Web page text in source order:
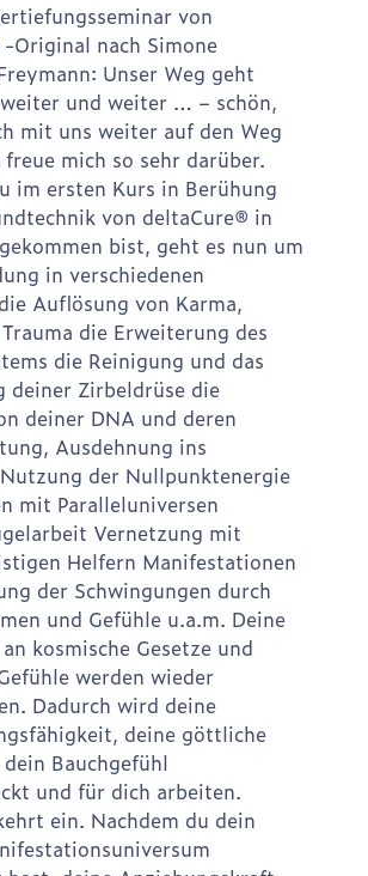
von
Original nach Simone
Unser Weg geht
und weiter … – schön,
mit uns weiter auf den Weg
mich so sehr darüber.
im ersten Kurs in Berühung
von deltaCure® in
bist, geht es nun um
in verschiedenen
Auflösung von Karma,
die Erweiterung des
die Reinigung und das
deiner Zirbeldrüse die
deiner DNA und deren
Ausdehnung ins
der Nullpunktenergie
mit Paralleluniversen
Vernetzung mit
Helfern Manifestationen
der Schwingungen durch
und Gefühle u.a.m. Deine
kosmische Gesetze und
werden wieder
Dadurch wird deine
deine göttliche
Bauchgefühl
und für dich arbeiten.
ein. Nachdem du dein